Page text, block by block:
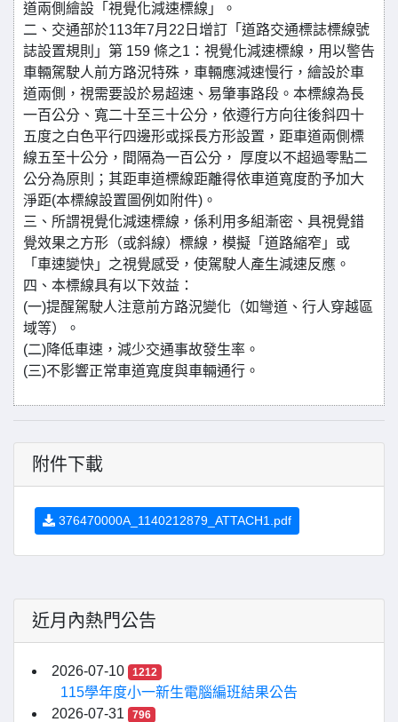
道兩側繪設「視覺化減速標線」。
二、交通部於113年7月22日增訂「道路交通標誌標線號
誌設置規則」第 159 條之1：視覺化減速標線，用以警告
車輛駕駛人前方路況特殊，車輛應減速慢行，繪設於車
道兩側，視需要設於易超速、易肇事路段。本標線為長
一百公分、寬二十至三十公分，依遵行方向往後斜四十
五度之白色平行四邊形或採長方形設置，距車道兩側標
線五至十公分，間隔為一百公分， 厚度以不超過零點二
公分為原則；其距車道標線距離得依車道寬度酌予加大
淨距(本標線設置圖例如附件)。
三、所謂視覺化減速標線，係利用多組漸密、具視覺錯
覺效果之方形（或斜線）標線，模擬「道路縮窄」或
「車速變快」之視覺感受，使駕駛人產生減速反應。
四、本標線具有以下效益：
(一)提醒駕駛人注意前方路況變化（如彎道、行人穿越區
域等）。
(二)降低車速，減少交通事故發生率。
(三)不影響正常車道寬度與車輛通行。
附件下載
376470000A_1140212879_ATTACH1.pdf
近月內熱門公告
2026-07-10 1212
115學年度小一新生電腦編班結果公告
2026-07-31
796